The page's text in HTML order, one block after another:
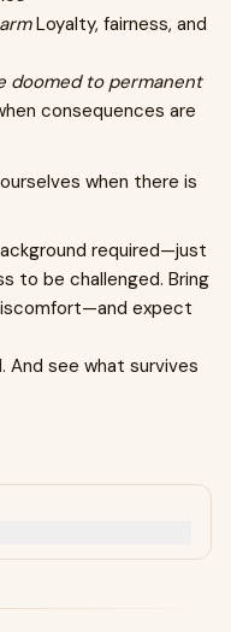
Loyalty, fairness, and
doomed to permanent
consequences are
when there is
required—just
to be challenged. Bring
expect
And see what survives